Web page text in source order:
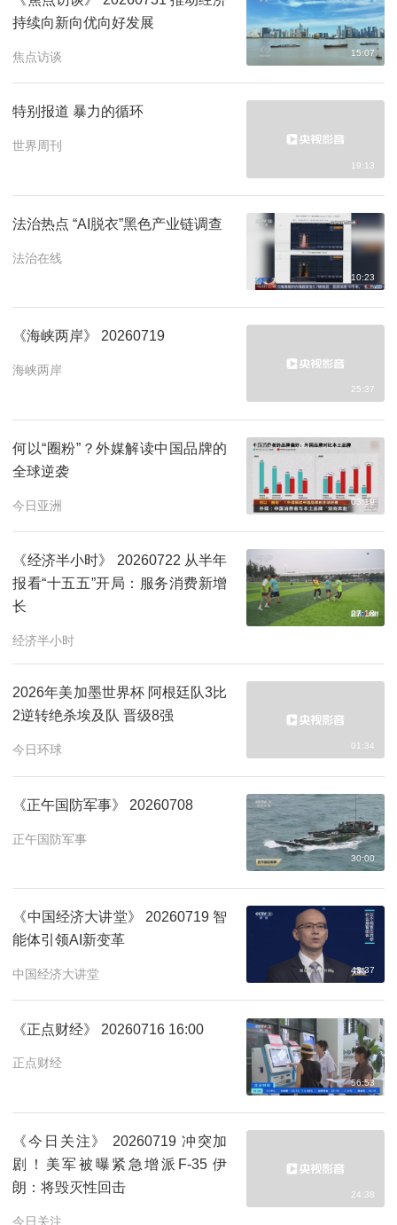
持续向新向优向好发展
焦点访谈 15:07
特别报道 暴力的循环
世界周刊
19:13
法治热点 “AI脱衣”黑色产业链调查
法治在线
10:23
《海峡两岸》 20260719
海峡两岸
25:37
何以“圈粉”？外媒解读中国品牌的
全球逆袭
今日亚洲 03:19
《经济半小时》 20260722 从半年
报看“十五五”开局：服务消费新增
长
经济半小时
27:18
2026年美加墨世界杯 阿根廷队3比
2逆转绝杀埃及队 晋级8强
今日环球 01:34
《正午国防军事》 20260708
正午国防军事
30:00
《中国经济大讲堂》 20260719 智
能体引领AI新变革
中国经济大讲堂 43:37
《正点财经》 20260716 16:00
正点财经
56:53
《今日关注》 20260719 冲突加
剧！美军被曝紧急增派F-35 伊
朗：将毁灭性回击
今日关注
24:38